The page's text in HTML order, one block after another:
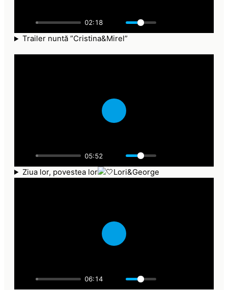
02:18
Trailer nuntă ”Cristina&Mirel”
05:52
P
Ziua lor, povestea lor
Lori&George
06:14
P